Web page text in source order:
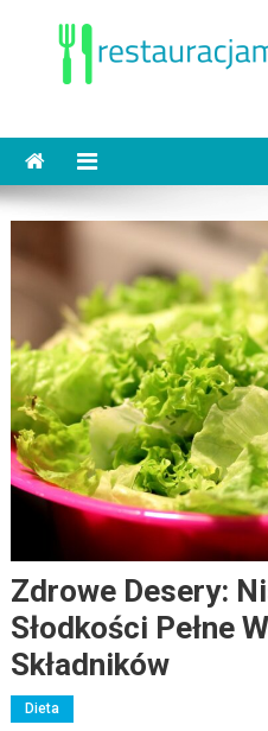
Zdrowe Desery:
Słodkości Pełne
Składników
Dieta